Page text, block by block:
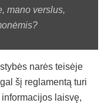
mano verslus,
narės teisėje
šį reglamentą turi
laisvę,